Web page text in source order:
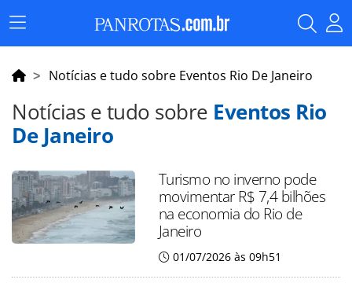
Menu
Principal
Notícias e tudo sobre Eventos Rio De Janeiro
Notícias e tudo sobre Eventos Rio
De Janeiro
Turismo no inverno pode
movimentar R$ 7,4 bilhões
na economia do Rio de
Janeiro
01/07/2026 às 09h51